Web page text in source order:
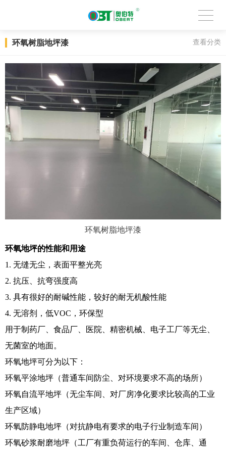
环氧树脂地坪漆 查看分类
环氧树脂地坪漆
环氧地坪的性能和用途
1. 无缝无尘，表面平整光亮
2. 抗压、抗弯强度高
3. 具有很好的耐碱性能，较好的耐无机酸性能
4. 无溶剂，低VOC，环保型
用于制药厂、食品厂、医院、精密机械、电子工厂等无尘、
无菌室的地面。
环氧地坪可分为以下：
环氧平涂地坪（普通车间防尘、对环境要求不高的场所）
环氧自流平地坪（无尘车间、对厂房净化要求比较高的工业
生产区域）
环氧防静电地坪（对抗静电有要求的电子行业制造车间）
环氧砂浆耐磨地坪（工厂有重负荷运行的车间、仓库、通